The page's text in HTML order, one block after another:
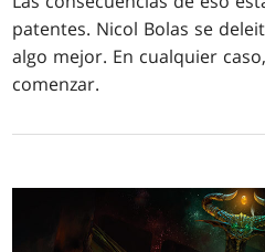
patentes. Nicol Bolas se
algo mejor. En cualquier
comenzar.